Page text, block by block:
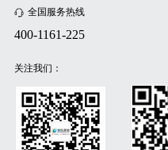
全国服务热线
400-1161-225
关注我们：